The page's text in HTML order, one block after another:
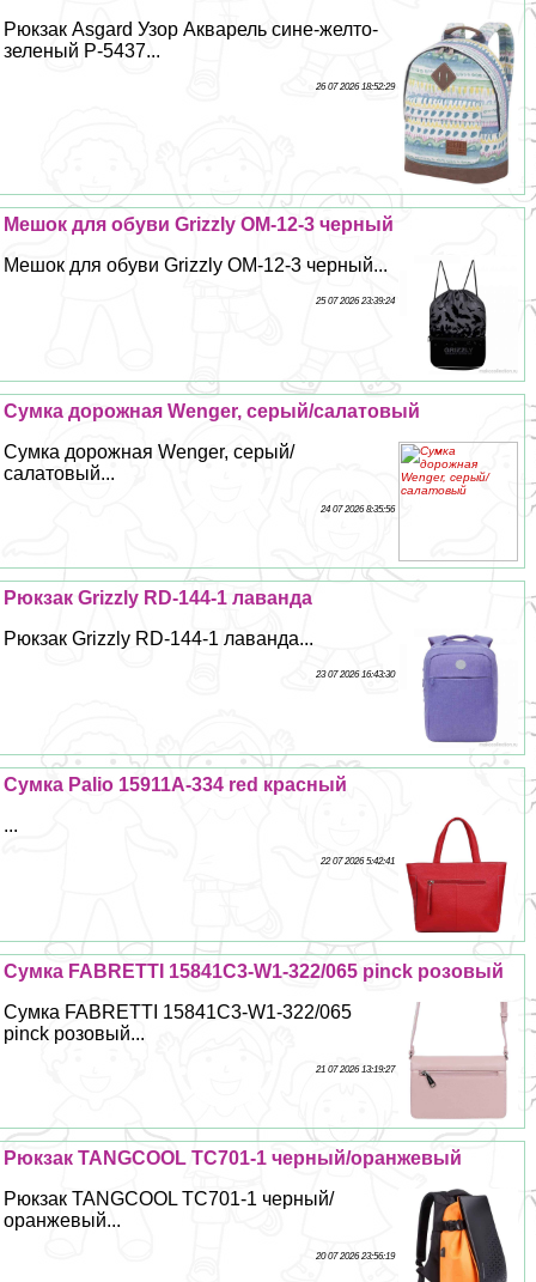
Рюкзак Asgard Узор Акварель сине-желто-
зеленый Р-5437...
26 07 2026 18:52:29
Мешок для обуви Grizzly OM-12-3 черный
Мешок для обуви Grizzly OM-12-3 черный...
25 07 2026 23:39:24
Сумка дорожная Wenger, серый/салатовый
Сумка дорожная Wenger, серый/
салатовый...
24 07 2026 8:35:56
Рюкзак Grizzly RD-144-1 лаванда
Рюкзак Grizzly RD-144-1 лаванда...
23 07 2026 16:43:30
Сумка Palio 15911A-334 red красный
...
22 07 2026 5:42:41
Сумка FABRETTI 15841C3-W1-322/065 pinck розовый
Сумка FABRETTI 15841C3-W1-322/065
pinck розовый...
21 07 2026 13:19:27
Рюкзак TANGCOOL TC701-1 черный/оранжевый
Рюкзак TANGCOOL TC701-1 черный/
оранжевый...
20 07 2026 23:56:19